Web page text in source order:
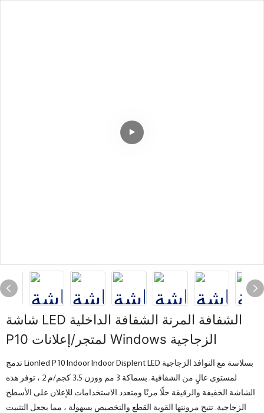
شاشة LED الشفافة المرنة الشفافة الداخلية
P10 لمتجر/إعلانات Windows الزجاجية
تدمج Lionled P10 Indoor Indoor Displent LED بسلاسة مع النوافذ الزجاجية
لمستوى عالٍ من الشفافية. بسماكة 3 مم ووزن 3.5 كجم/م 2 ، توفر هذه
الشاشة الخفيفة والرقيقة حلًا مرنًا ومتعدد الاستخدامات للإعلان على الأسطح
الزجاجية. تتيح مرونتها القوية القطع والتخصيص بسهولة ، مما يجعل التثبيت